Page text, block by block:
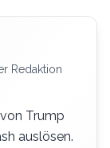
Redaktion
Trump
auslösen.